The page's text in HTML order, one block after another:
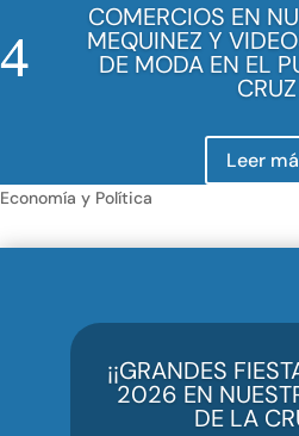
COMERCIOS EN
MEQUINEZ Y
DE MODA EN EL
CRUZ
Leer
Economía y Política
¡¡GRANDES
2026 EN
DE LA